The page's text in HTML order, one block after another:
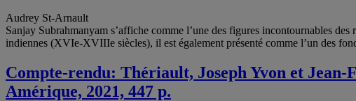
Audrey St-Arnault
Sanjay Subrahmanyam s’affiche comme l’une des figures incontournables
indiennes (XVIe-XVIIIe siècles), il est également présenté comme l’un des
Compte-rendu: Thériault, Joseph Yvon et
Amérique, 2021, 447 p.